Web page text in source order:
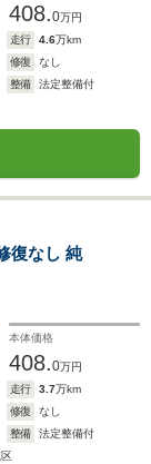
ベース
-m
-
FR
408.0万円
走行 4.6万km
修復
なし
整備
法定整備付
復なし 純
本体価格
408.0万円
走行 3.7万km
修復
なし
整備
法定整備付